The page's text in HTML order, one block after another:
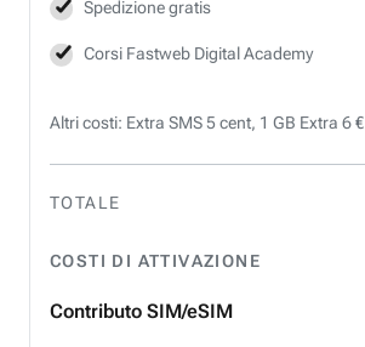
Spedizione gratis
Corsi Fastweb Digital Academy
Altri costi: Extra SMS 5 cent, 1 GB Extra 6 €
TOTALE
COSTI DI ATTIVAZIONE
Contributo SIM/eSIM